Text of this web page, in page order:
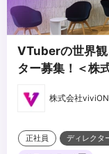
VTuberの世界
ター募集！＜株
株式会社viviON
正社員 ディレクタ